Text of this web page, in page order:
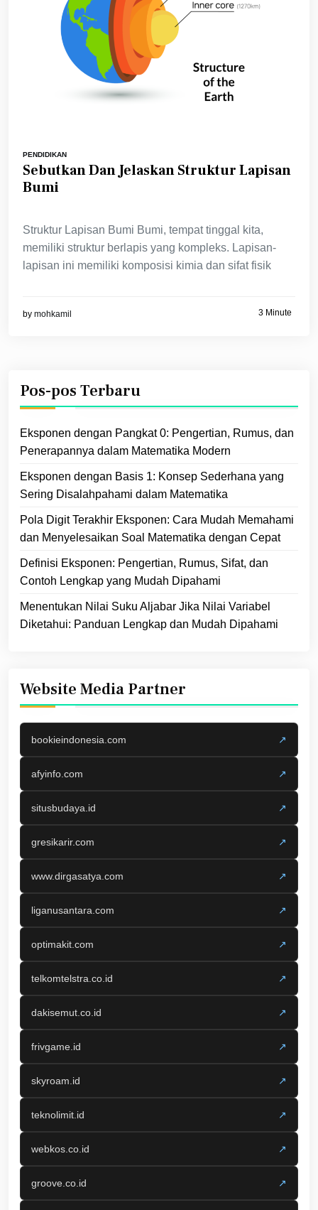
PENDIDIKAN
Sebutkan Dan Jelaskan Struktur Lapisan
Bumi
Struktur Lapisan Bumi Bumi, tempat tinggal kita,
memiliki struktur berlapis yang kompleks. Lapisan-
lapisan ini memiliki komposisi kimia dan sifat fisik
by mohkamil 3 Minute
Pos-pos Terbaru
Eksponen dengan Pangkat 0: Pengertian, Rumus, dan
Penerapannya dalam Matematika Modern
Eksponen dengan Basis 1: Konsep Sederhana yang
Sering Disalahpahami dalam Matematika
Pola Digit Terakhir Eksponen: Cara Mudah Memahami
dan Menyelesaikan Soal Matematika dengan Cepat
Definisi Eksponen: Pengertian, Rumus, Sifat, dan
Contoh Lengkap yang Mudah Dipahami
Menentukan Nilai Suku Aljabar Jika Nilai Variabel
Diketahui: Panduan Lengkap dan Mudah Dipahami
Website Media Partner
bookieindonesia.com ↗
afyinfo.com ↗
situsbudaya.id ↗
gresikarir.com ↗
www.dirgasatya.com ↗
liganusantara.com ↗
optimakit.com ↗
telkomtelstra.co.id ↗
dakisemut.co.id ↗
frivgame.id ↗
skyroam.id ↗
teknolimit.id ↗
webkos.co.id ↗
groove.co.id ↗